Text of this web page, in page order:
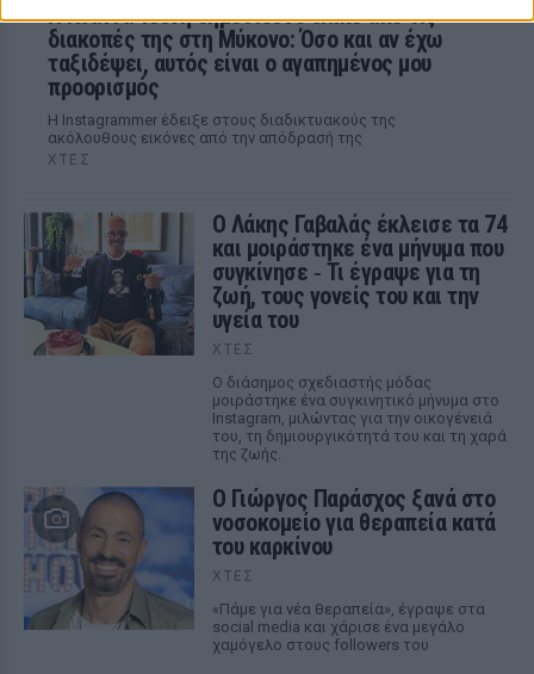
Η Ιωάννα Τούνη δημοσίευσε υλικό από τις
διακοπές της στη Μύκονο: Όσο και αν έχω
ταξιδέψει, αυτός είναι ο αγαπημένος μου
προορισμός
Η Instagrammer έδειξε στους διαδικτυακούς της
ακόλουθους εικόνες από την απόδρασή της
ΧΤΕΣ
Ο Λάκης Γαβαλάς έκλεισε τα 74
και μοιράστηκε ένα μήνυμα που
συγκίνησε ‑ Τι έγραψε για τη
ζωή, τους γονείς του και την
υγεία του
ΧΤΕΣ
Ο διάσημος σχεδιαστής μόδας
μοιράστηκε ένα συγκινητικό μήνυμα στο
Instagram, μιλώντας για την οικογένειά
του, τη δημιουργικότητά του και τη χαρά
της ζωής.
O Γιώργος Παράσχος ξανά στο
νοσοκομείο για θεραπεία κατά
του καρκίνου
ΧΤΕΣ
«Πάμε για νέα θεραπεία», έγραψε στα
social media και χάρισε ένα μεγάλο
χαμόγελο στους followers του